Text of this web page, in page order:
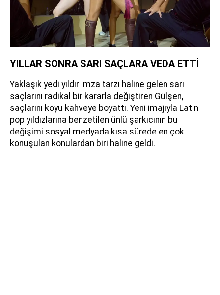
YILLAR SONRA SARI SAÇLARA VEDA ETTİ
Yaklaşık yedi yıldır imza tarzı haline gelen sarı
saçlarını radikal bir kararla değiştiren Gülşen,
saçlarını koyu kahveye boyattı. Yeni imajıyla Latin
pop yıldızlarına benzetilen ünlü şarkıcının bu
değişimi sosyal medyada kısa sürede en çok
konuşulan konulardan biri haline geldi.